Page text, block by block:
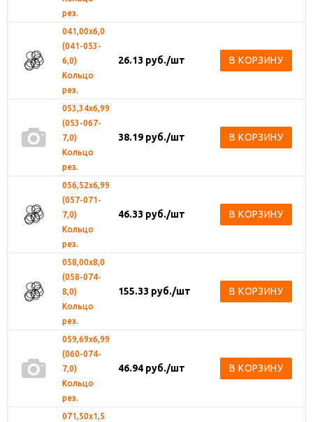
рез.
041,00х6,0
(041-053-
6,0)
Кольцо
рез.
26.13 руб./шт В КОРЗИНУ
053,34х6,99
(053-067-
7,0)
Кольцо
рез.
38.19 руб./шт В КОРЗИНУ
056,52х6,99
(057-071-
7,0)
Кольцо
рез.
46.33 руб./шт В КОРЗИНУ
058,00х8,0
(058-074-
8,0)
Кольцо
рез.
155.33 руб./шт В КОРЗИНУ
059,69х6,99
(060-074-
7,0)
Кольцо
рез.
46.94 руб./шт В КОРЗИНУ
071,50х1,5